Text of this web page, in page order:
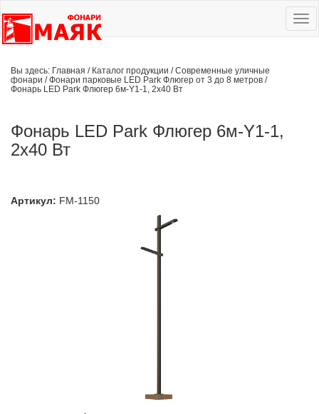
Вы здесь: Главная / Каталог продукции /Современные уличные
фонари /Фонари парковые LED Park Флюгер от 3 до 8 метров /
Фонарь LED Park Флюгер 6м-Y1-1, 2х40 Вт
Фонарь LED Park Флюгер 6м-Y1-1,
2х40 Вт
Артикул: FM-1150